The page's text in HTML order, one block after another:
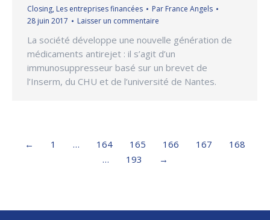
Closing, Les entreprises financées Par France Angels
28 juin 2017
Laisser un commentaire
La société développe une nouvelle génération de
médicaments antirejet : il s’agit d’un
immunosuppresseur basé sur un brevet de
l’Inserm, du CHU et de l’université de Nantes.
← 1 … 164 165 166 167
168
…
193 →